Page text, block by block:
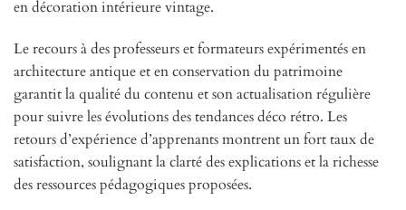
en décoration intérieure vintage.
Le recours à des professeurs et formateurs expérimentés en
architecture antique et en conservation du patrimoine
garantit la qualité du contenu et son actualisation régulière
pour suivre les évolutions des tendances déco rétro. Les
retours d’expérience d’apprenants montrent un fort taux de
satisfaction, soulignant la clarté des explications et la richesse
des ressources pédagogiques proposées.